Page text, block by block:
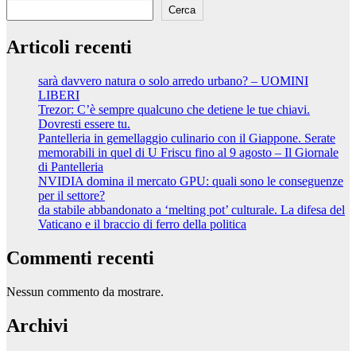
Cerca
Articoli recenti
sarà davvero natura o solo arredo urbano? – UOMINI
LIBERI
Trezor: C’è sempre qualcuno che detiene le tue chiavi.
Dovresti essere tu.
Pantelleria in gemellaggio culinario con il Giappone. Serate
memorabili in quel di U Friscu fino al 9 agosto – Il Giornale
di Pantelleria
NVIDIA domina il mercato GPU: quali sono le conseguenze
per il settore?
da stabile abbandonato a ‘melting pot’ culturale. La difesa del
Vaticano e il braccio di ferro della politica
Commenti recenti
Nessun commento da mostrare.
Archivi